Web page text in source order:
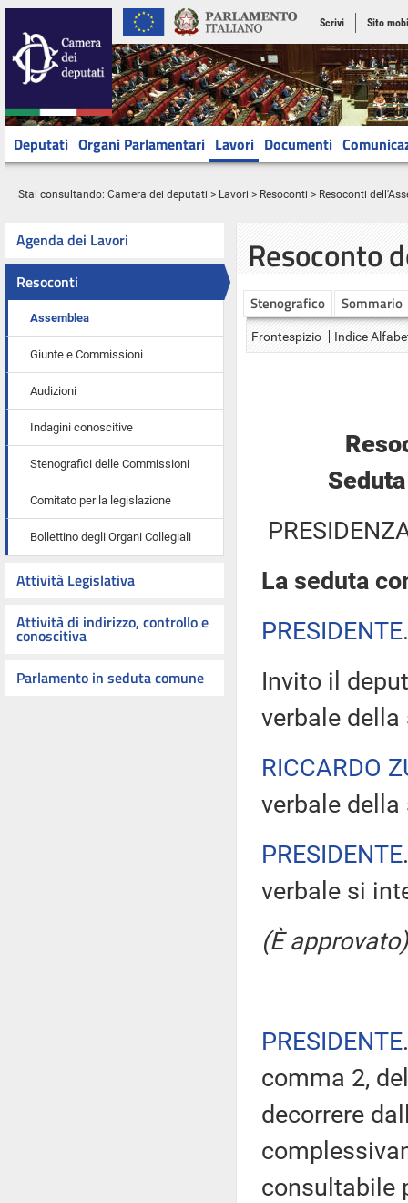
Scrivi Sito
Deputati Organi Parlamentari Lavori Documenti
Stai consultando: Camera dei deputati > Lavori > Resoconti > Resoconti
Agenda dei Lavori
Resoconti
Assemblea
Giunte e Commissioni
Audizioni
Indagini conoscitive
Stenografici delle Commissioni
Comitato per la legislazione
Bollettino degli Organi Collegiali
Attività Legislativa
Attività di indirizzo, controllo e
conoscitiva
Parlamento in seduta comune
Resoconto
Stenografico Sommario
Frontespizio Indice
La seduta
PRESIDENTE
Invito il
verbale della
RICCARDO
verbale
PRESIDENTE
verbale si
(È approvato)
PRESIDENTE
comma 2,
decorrere
consultabile